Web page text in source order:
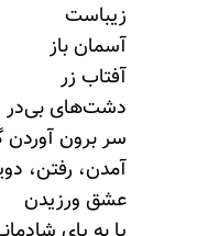
زیباست
آسمان باز
آفتاب زر
دشت‌های بی‌در
سر برون آوردن
آمدن، رفتن،
عشق ورزیدن